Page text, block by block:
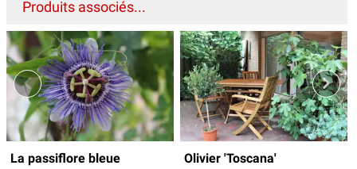
Produits associés...
La passiflore bleue Olivier 'Toscana'